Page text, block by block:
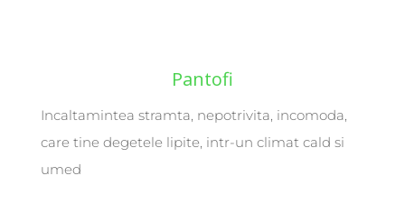
Pantofi
Incaltamintea stramta, nepotrivita, incomoda,
care tine degetele lipite, intr-un climat cald si
umed